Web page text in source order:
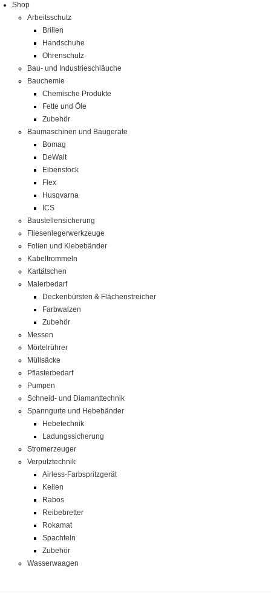
Shop
Arbeitsschutz
Brillen
Handschuhe
Ohrenschutz
Bau- und Industrieschläuche
Bauchemie
Chemische Produkte
Fette und Öle
Zubehör
Baumaschinen und Baugeräte
Bomag
DeWalt
Eibenstock
Flex
Husqvarna
ICS
Baustellensicherung
Fliesenlegerwerkzeuge
Folien und Klebebänder
Kabeltrommeln
Kartätschen
Malerbedarf
Deckenbürsten & Flächenstreicher
Farbwalzen
Zubehör
Messen
Mörtelrührer
Müllsäcke
Pflasterbedarf
Pumpen
Schneid- und Diamanttechnik
Spanngurte und Hebebänder
Hebetechnik
Ladungssicherung
Stromerzeuger
Verputztechnik
Airless-Farbspritzgerät
Kellen
Rabos
Reibebretter
Rokamat
Spachteln
Zubehör
Wasserwaagen